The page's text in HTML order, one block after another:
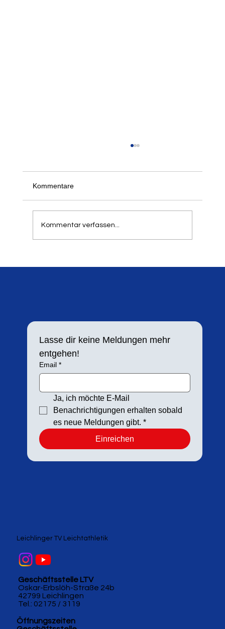
Schon jetzt freuen wir uns, alle informieren zu
Kommentare
Kommentar verfassen...
Lasse dir keine Meldungen mehr
entgehen!
Email *
Ja, ich möchte E-Mail
Benachrichtigungen erhalten sobald
es neue Meldungen gibt. *
Einreichen
Geschäftsstelle LTV
Oskar-Erbslöh-Straße 24b
42799 Leichlingen
Tel.: 02175 / 3119
Öffnungszeiten
Leichlinger TV Leichtathletik